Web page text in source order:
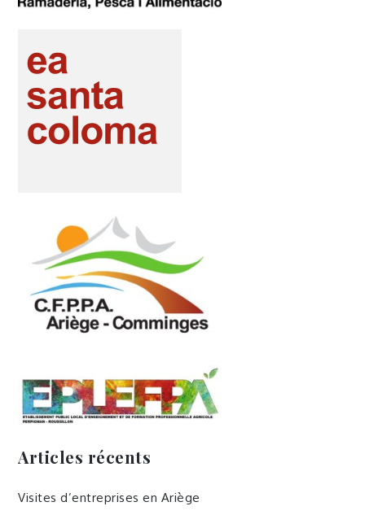
Articles récents
Visites d’entreprises en Ariège